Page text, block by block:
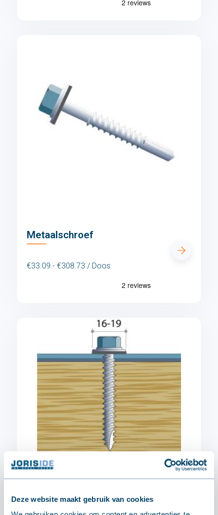
Deze website maakt gebruik van cookies
Metaalschroef
€33.09 - €308.73 / Doos